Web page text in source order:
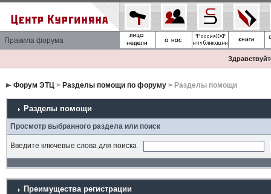
Правила форума
Форум ЭТЦ> Разделы помощи по форуму> Разделы помощи
Разделы помощи
Просмотр выбранного раздела или поиск
Введите ключевые слова для поиска
Преимущества регистрации